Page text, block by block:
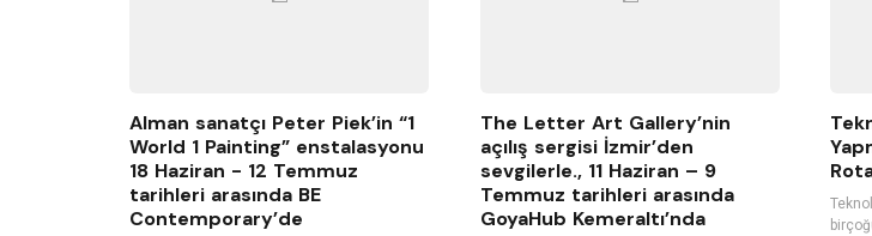
Alman sanatçı Peter Piek’in “1
World 1 Painting” enstalasyonu
18 Haziran - 12 Temmuz
tarihleri arasında BE
Contemporary’de
The Letter Art Gallery’nin
açılış sergisi İzmir’den
sevgilerle., 11 Haziran – 9
Temmuz tarihleri arasında
GoyaHub Kemeraltı’nda